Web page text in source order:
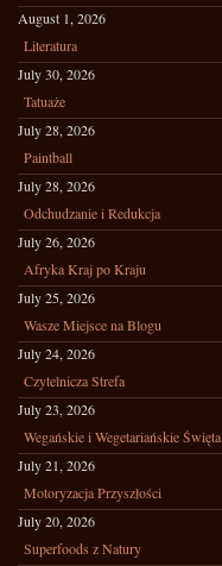
August 1, 2026
Literatura
July 30, 2026
Tatuaże
July 28, 2026
Paintball
July 28, 2026
Odchudzanie i Redukcja
July 26, 2026
Afryka Kraj po Kraju
July 25, 2026
Wasze Miejsce na Blogu
July 24, 2026
Czytelnicza Strefa
July 23, 2026
Wegańskie i Wegetariańskie Święta
July 21, 2026
Motoryzacja Przyszłości
July 20, 2026
Superfoods z Natury